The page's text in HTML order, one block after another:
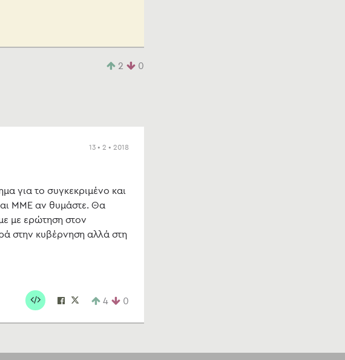
2 0
13 • 2 • 2018
για το συγκεκριμένο και
ΜΜΕ αν θυμάστε. Θα
με ερώτηση στον
στην κυβέρνηση αλλά στη
4 0